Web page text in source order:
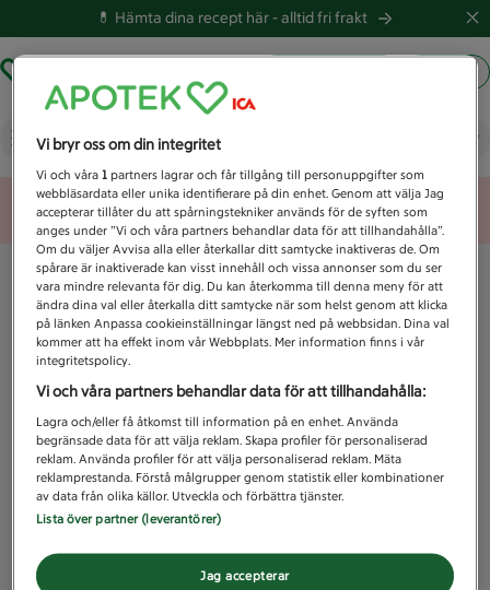
💊 Hämta dina recept här -alltid fri frakt
Vad letar du efter idag?
Unknown error
Vi bryr oss om din integritet
Vi och våra1 partners lagrar och får tillgång till personuppgifter som
webbläsardata eller unika identifierare på din enhet. Genom att välja Jag
accepterar tillåter du att spårningstekniker används för de syften som
anges under ”Vi och våra partners behandlar data för att tillhandahålla”.
Om du väljer Avvisa alla eller återkallar ditt samtycke inaktiveras de. Om
spårare är inaktiverade kan visst innehåll och vissa annonser som du ser
vara mindre relevanta för dig. Du kan återkomma till denna meny för att
ändra dina val eller återkalla ditt samtycke när som helst genom att klicka
på länken Anpassa cookieinställningar längst ned på webbsidan. Dina val
kommer att ha effekt inom vår Webbplats. Mer information finns i vår
integritetspolicy.
Vi och våra partners behandlar data för att tillhandahålla:
Lagra och/eller få åtkomst till information på en enhet. Använda
begränsade data för att välja reklam. Skapa profiler för personaliserad
reklam. Använda profiler för att välja personaliserad reklam. Mäta
reklamprestanda. Förstå målgrupper genom statistik eller kombinationer
av data från olika källor. Utveckla och förbättra tjänster.
Lista över partner (leverantörer)
Jag accepterar